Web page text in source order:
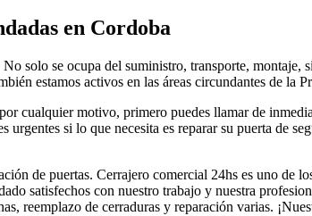
en Cordoba
solo se ocupa del suministro, transporte, montaje,
estamos activos en las áreas circundantes de la
cualquier motivo, primero puedes llamar de
si lo que necesita es reparar su puerta de
de puertas. Cerrajero comercial 24hs es uno de
satisfechos con nuestro trabajo y nuestra
reemplazo de cerraduras y reparación varias.